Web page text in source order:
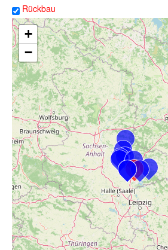
Rückbau
+
−